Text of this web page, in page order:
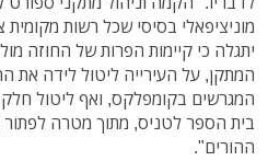
מוניציפאלי בסיסי שכל רשות
יתגלה כי קיימות הפרות של החוזה
המתקן, על העירייה ליטול לידה את
המגרשים בקומפלקס, ואף ליטול
בית הספר לטניס, מתוך מטרה
ההורים".